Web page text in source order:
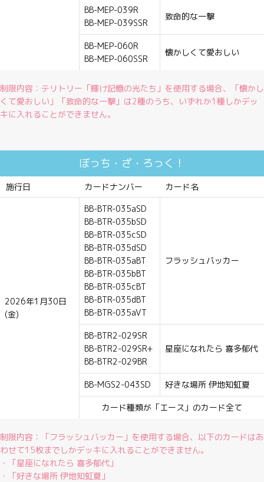
BB-MEP-039R
BB-MEP-039SSR
致命的な一撃
BB-MEP-060R
BB-MEP-060SSR
懐かしくて愛おしい
制限内容：テリトリー「輝け記憶の光たち」を使用する場合、「懐かし
くて愛おしい」「致命的な一撃」は2種のうち、いずれか1種しかデッ
キに入れることができません。
ぼっち・ざ・ろっく！
施行日 カードナンバー カード名
2026年1月30日
(金)
BB-BTR-035aSD
BB-BTR-035bSD
BB-BTR-035cSD
BB-BTR-035dSD
BB-BTR-035aBT
BB-BTR-035bBT
BB-BTR-035cBT
BB-BTR-035dBT
BB-BTR-035aVT
フラッシュバッカー
BB-BTR2-029SR
BB-BTR2-029SR+
BB-BTR2-029BR
星座になれたら 喜多郁代
BB-MGS2-043SD 好きな場所 伊地知虹夏
カード種類が「エース」のカード全て
制限内容：「フラッシュバッカー」を使用する場合、以下のカードはあ
わせて15枚までしかデッキに入れることができません。
・「星座になれたら 喜多郁代」
・「好きな場所 伊地知虹夏」